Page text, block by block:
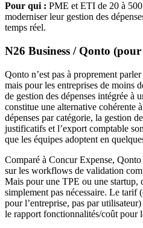
Pour qui : PME et ETI de 20 à
moderniser leur gestion des
temps réel.
N26 Business / Qonto
Qonto n’est pas à proprement
mais pour les entreprises de moins
de gestion des dépenses intégrée à
constitue une alternative cohérente
dépenses par catégorie, la gestion
justificatifs et l’export comptable
que les équipes adoptent en
Comparé à Concur Expense,
sur les workflows de validation
Mais pour une TPE ou une startup,
simplement pas nécessaire. Le tarif
pour l’entreprise, pas par
le rapport fonctionnalités/coût pour